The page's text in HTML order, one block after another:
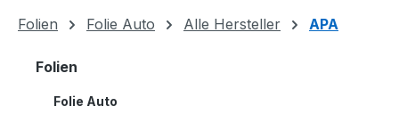
Folien Folie Auto Alle Hersteller APA
Folien
Folie Auto